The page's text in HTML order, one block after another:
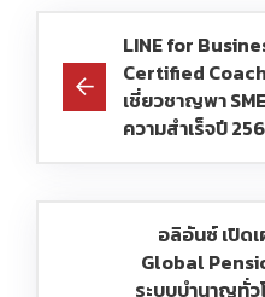
LINE for
Certified
เชี่ยวชาญพา
ความสำเร็จปี
อลิอันซ์ เปิด
Global
ระบบบำนาญทั่